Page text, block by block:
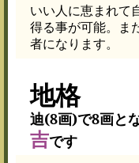
いい人に恵まれて
得る事が可能。ま
者になります。
地格
迪(8画)で8画と
吉です